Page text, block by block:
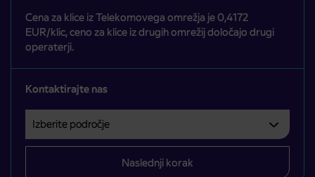
Cena za klice iz Telekomovega omrežja je 0,4172
EUR/klic, ceno za klice iz drugih omrežij določajo drugi
operaterji.
Kontaktirajte nas
Izberite področje
Področje je obvezno izbrati.
Naslednji korak